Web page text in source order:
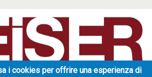
Reiser Literary Agency
i cookies per offrire una esperienza di